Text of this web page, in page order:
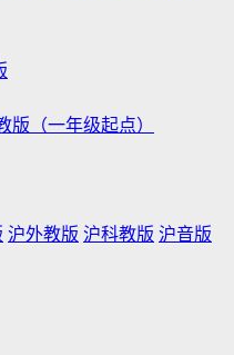
版（一年级起点）
沪外教版 沪科教版 沪音版